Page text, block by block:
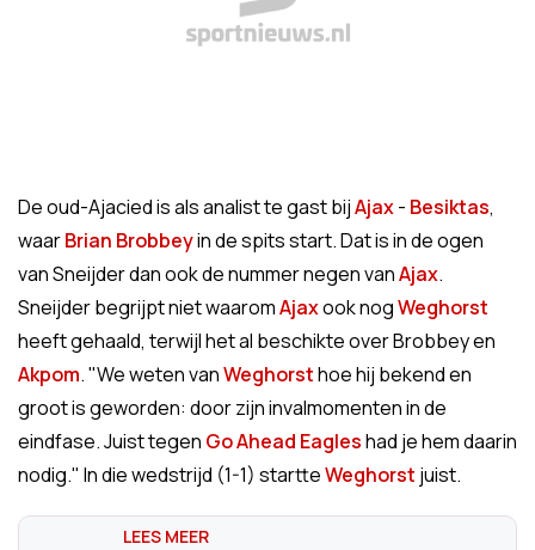
De oud-Ajacied is als analist te gast bijAjax- Besiktas,
waarBrian Brobbeyin de spits start. Dat is in de ogen
van Sneijder dan ook de nummer negen vanAjax.
Sneijder begrijpt niet waaromAjaxook nogWeghorst
heeft gehaald, terwijl het al beschikte over Brobbey en
Akpom. "We weten vanWeghorsthoe hij bekend en
groot is geworden: door zijn invalmomenten in de
eindfase. Juist tegen Go Ahead Eagleshad je hem daarin
nodig." In die wedstrijd (1-1) startteWeghorst juist.